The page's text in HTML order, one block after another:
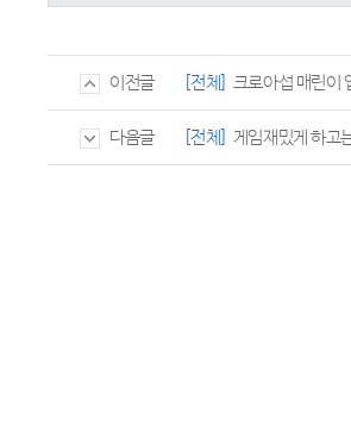
이전글 [전체] 크로아섭 매린이
다음글 [전체] 게임재밌게 하고